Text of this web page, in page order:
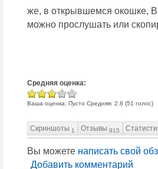
же, в открывшемся окошке,
можно прослушать или
Средняя оценка:
Ваша оценка: Пусто Средняя: 2.8 (51 голос)
Скриншоты 1 Отзывы 915
Вы можете написать свой
Добавить комментарий